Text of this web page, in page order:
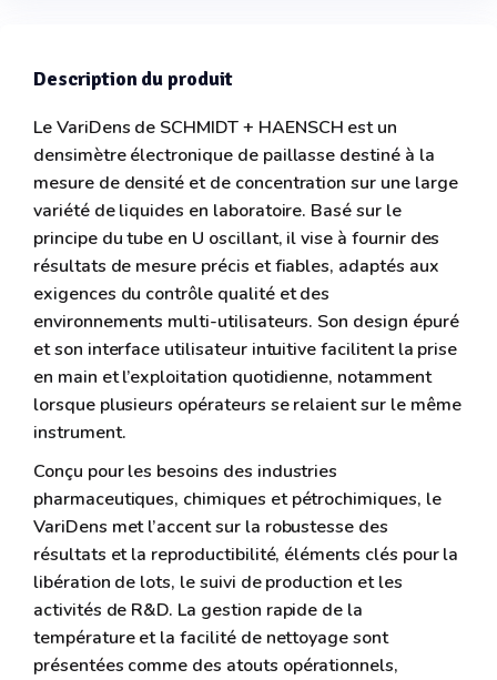
Description du produit
Le VariDens de SCHMIDT + HAENSCH est un
densimètre électronique de paillasse destiné à la
mesure de densité et de concentration sur une large
variété de liquides en laboratoire. Basé sur le
principe du tube en U oscillant, il vise à fournir des
résultats de mesure précis et fiables, adaptés aux
exigences du contrôle qualité et des
environnements multi-utilisateurs. Son design épuré
et son interface utilisateur intuitive facilitent la prise
en main et l’exploitation quotidienne, notamment
lorsque plusieurs opérateurs se relaient sur le même
instrument.
Conçu pour les besoins des industries
pharmaceutiques, chimiques et pétrochimiques, le
VariDens met l’accent sur la robustesse des
résultats et la reproductibilité, éléments clés pour la
libération de lots, le suivi de production et les
activités de R&D. La gestion rapide de la
température et la facilité de nettoyage sont
présentées comme des atouts opérationnels,